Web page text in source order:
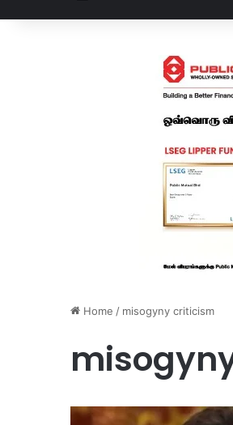
Home / misogyny criticism